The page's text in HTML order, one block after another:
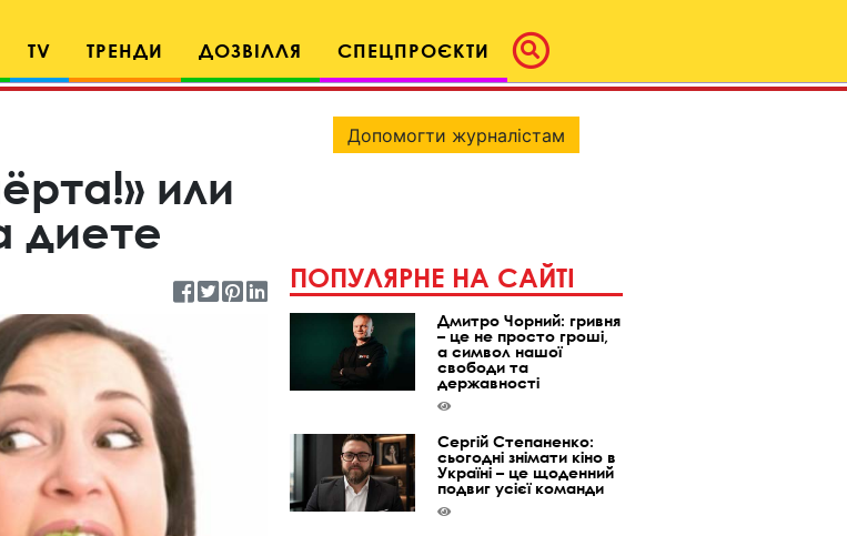
TV ТРЕНДИ ДОЗВІЛЛЯ СПЕЦПРОЄКТИ
или
диете
Допомогти журналістам
ПОПУЛЯРНЕ НА САЙТІ
Дмитро Чорний: гривня
– це не просто гроші,
а символ нашої
свободи та
державності
Сергій Степаненко:
сьогодні знімати кіно в
Україні – це щоденний
подвиг усієї команди